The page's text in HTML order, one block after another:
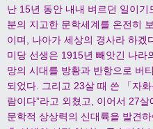
난 15년 동안 내내 벼르던 일이
분의 지고한 문학세계를 온전히
이며, 나아가 세상의 경사라 하겠
미당 선생은 1915년 빼앗긴 나라
망의 시대를 방황과 반항으로 버
되었다. 그리고 23살 때 쓴 「자
람이다”라고 외쳤고, 이어서 27
문학적 상상력의 신대륙을 발견